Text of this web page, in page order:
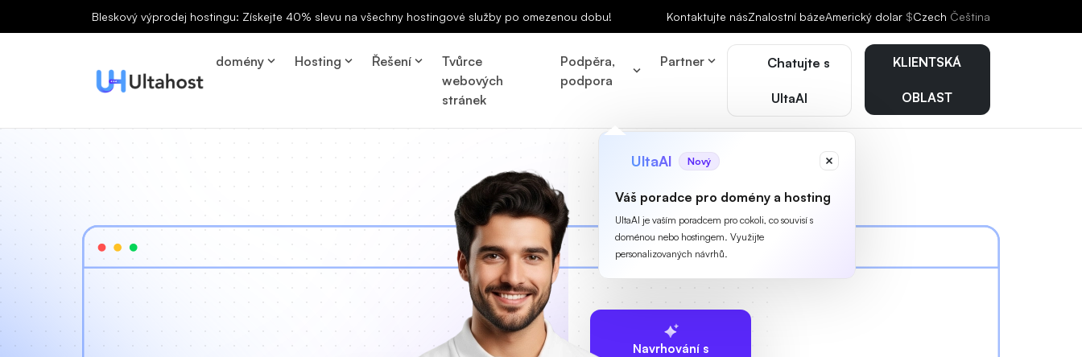
Bleskový výprodej hostingu: Získejte 40% slevu na všechny hostingové služby po omezenou dobu! Kontaktujte násZnalostní bázeAmerický dolar $Czech Čeština
domény Hosting Řešení
Tvůrce
webových
stránek
Podpěra,
podpora
Partner Chatujte s
UltaAI
UltaAI Nový
Váš poradce pro domény a hosting
UltaAI je vaším poradcem pro cokoli, co souvisí s
doménou nebo hostingem. Využijte
personalizovaných návrhů.
KLIENTSKÁ
OBLAST
Navrhování s